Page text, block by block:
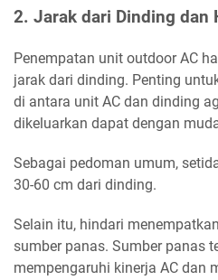
2. Jarak dari Dinding dan
Penempatan unit outdoor AC
jarak dari dinding. Penting
di antara unit AC dan dinding
dikeluarkan dapat dengan
Sebagai pedoman umum,
30-60 cm dari dinding.
Selain itu, hindari
sumber panas. Sumber panas
mempengaruhi kinerja AC dan